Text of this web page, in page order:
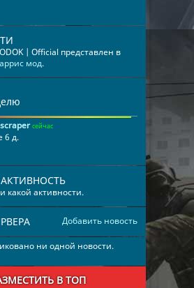
| Official представлен в
мод.
сейчас
6 д.
какой активности.
Добавить новость
ни одной новости.
В ТОП